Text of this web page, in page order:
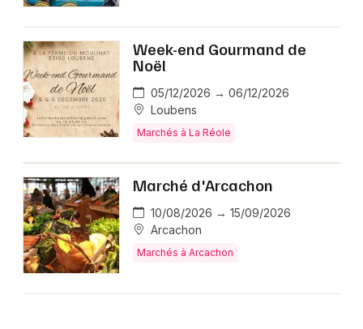
Week-end Gourmand de
Noël
05/12/2026 → 06/12/2026
Loubens
Marchés à La Réole
Marché d'Arcachon
10/08/2026 → 15/09/2026
Arcachon
Marchés à Arcachon